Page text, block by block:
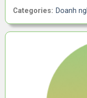
Categories: Doanh